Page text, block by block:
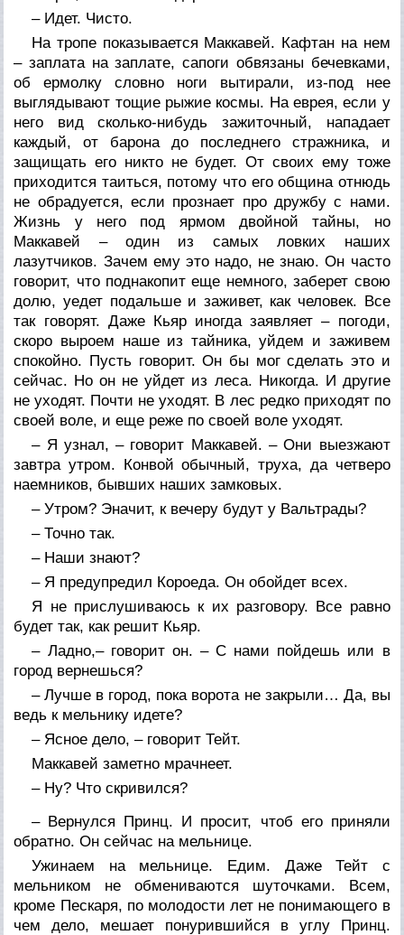
– Идет. Чисто.
На тропе показывается Маккавей. Кафтан на нем
– заплата на заплате, сапоги обвязаны бечевками,
об ермолку словно ноги вытирали, из-под нее
выглядывают тощие рыжие космы. На еврея, если у
него вид сколько-нибудь зажиточный, нападает
каждый, от барона до последнего стражника, и
защищать его никто не будет. От своих ему тоже
приходится таиться, потому что его община отнюдь
не обрадуется, если прознает про дружбу с нами.
Жизнь у него под ярмом двойной тайны, но
Маккавей – один из самых ловких наших
лазутчиков. Зачем ему это надо, не знаю. Он часто
говорит, что поднакопит еще немного, заберет свою
долю, уедет подальше и заживет, как человек. Все
так говорят. Даже Кьяр иногда заявляет – погоди,
скоро выроем наше из тайника, уйдем и заживем
спокойно. Пусть говорит. Он бы мог сделать это и
сейчас. Но он не уйдет из леса. Никогда. И другие
не уходят. Почти не уходят. В лес редко приходят по
своей воле, и еще реже по своей воле уходят.
– Я узнал, – говорит Маккавей. – Они выезжают
завтра утром. Конвой обычный, труха, да четверо
наемников, бывших наших замковых.
– Утром? Эначит, к вечеру будут у Вальтрады?
– Точно так.
– Наши знают?
– Я предупредил Короеда. Он обойдет всех.
Я не прислушиваюсь к их разговору. Все равно
будет так, как решит Кьяр.
– Ладно,– говорит он. – С нами пойдешь или в
город вернешься?
– Лучше в город, пока ворота не закрыли… Да, вы
ведь к мельнику идете?
– Ясное дело, – говорит Тейт.
Маккавей заметно мрачнеет.
– Ну? Что скривился?
– Вернулся Принц. И просит, чтоб его приняли
обратно. Он сейчас на мельнице.
Ужинаем на мельнице. Едим. Даже Тейт с
мельником не обмениваются шуточками. Всем,
кроме Пескаря, по молодости лет не понимающего в
чем дело, мешает понурившийся в углу Принц.